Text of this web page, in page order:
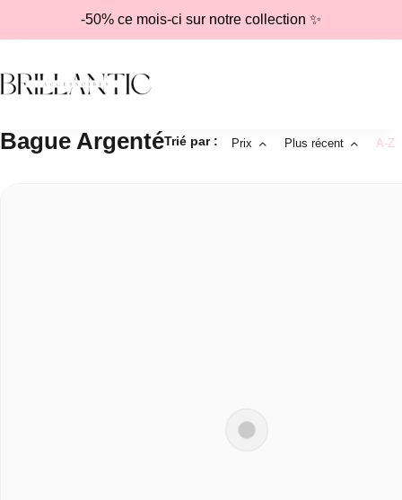
-50% ce mois-ci sur notre collection ✨
Bague ArgentéTrié par : Prix Plus récent A-Z